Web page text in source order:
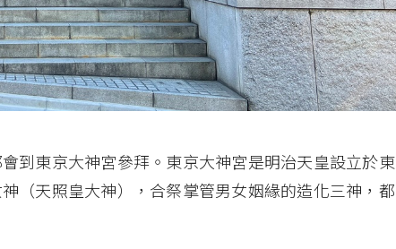
到東京大神宮參拜。東京大神宮是明治天皇設立於東
（天照皇大神），合祭掌管男女姻緣的造化三神，都